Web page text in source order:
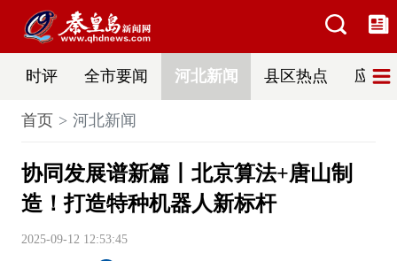
时评 全市要闻 河北新闻 县区热点 应急
首页 河北新闻
协同发展谱新篇丨北京算法+唐山制
造！打造特种机器人新标杆
2025-09-12 12:53:45